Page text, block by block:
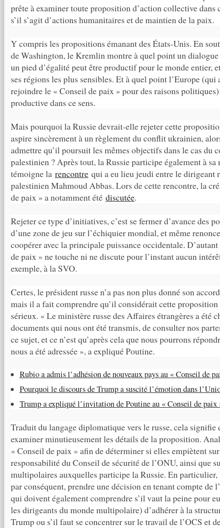
prête à examiner toute proposition d’action collective dans
s’il s’agit d’actions humanitaires et de maintien de la paix.
Y compris les propositions émanant des États-Unis. En
de Washington, le Kremlin montre à quel point un
un pied d’égalité peut être productif pour le monde entier,
ses régions les plus sensibles. Et à quel point l’Europe (qui
rejoindre le « Conseil de paix » pour des raisons
productive dans ce sens.
Mais pourquoi la Russie devrait-elle rejeter cette
aspire sincèrement à un règlement du conflit ukrainien,
admettre qu’il poursuit les mêmes objectifs dans le cas du
palestinien ? Après tout, la Russie participe également à
témoigne la rencontre qui a eu lieu jeudi entre le dirigeant
palestinien Mahmoud Abbas. Lors de cette rencontre, la
de paix » a notamment été discutée.
Rejeter ce type d’initiatives, c’est se fermer d’avance des
d’une zone de jeu sur l’échiquier mondial, et même
coopérer avec la principale puissance occidentale.
de paix » ne touche ni ne discute pour l’instant aucun
exemple, à la SVO.
Certes, le président russe n’a pas non plus donné son
mais il a fait comprendre qu’il considérait cette proposition
sérieux. « Le ministère russe des Affaires étrangères a été
documents qui nous ont été transmis, de consulter nos
ce sujet, et ce n’est qu’après cela que nous pourrons
nous a été adressée », a expliqué Poutine.
Rubio a admis l’adhésion de nouveaux pays au « Conseil de
Pourquoi le discours de Trump a suscité l’émotion dans
Trump a expliqué l’invitation de Poutine au « Conseil de paix
Traduit du langage diplomatique vers le russe, cela signifie
examiner minutieusement les détails de la proposition.
« Conseil de paix » afin de déterminer si elles empiètent
responsabilité du Conseil de sécurité de l’ONU, ainsi que
multipolaires auxquelles participe la Russie. En particulier,
par conséquent, prendre une décision en tenant compte de
qui doivent également comprendre s’il vaut la peine pour
les dirigeants du monde multipolaire) d’adhérer à la
Trump ou s’il faut se concentrer sur le travail de l’OCS et